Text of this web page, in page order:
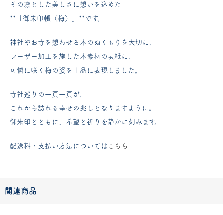
その凛とした美しさに想いを込めた
**「御朱印帳（梅）」**です。
神社やお寺を想わせる木のぬくもりを大切に、
レーザー加工を施した木素材の表紙に、
可憐に咲く梅の姿を上品に表現しました。
寺社巡りの一頁一頁が、
これから訪れる幸せの兆しとなりますように。
御朱印とともに、希望と祈りを静かに刻みます。
配送料・支払い方法については こちら
関連商品